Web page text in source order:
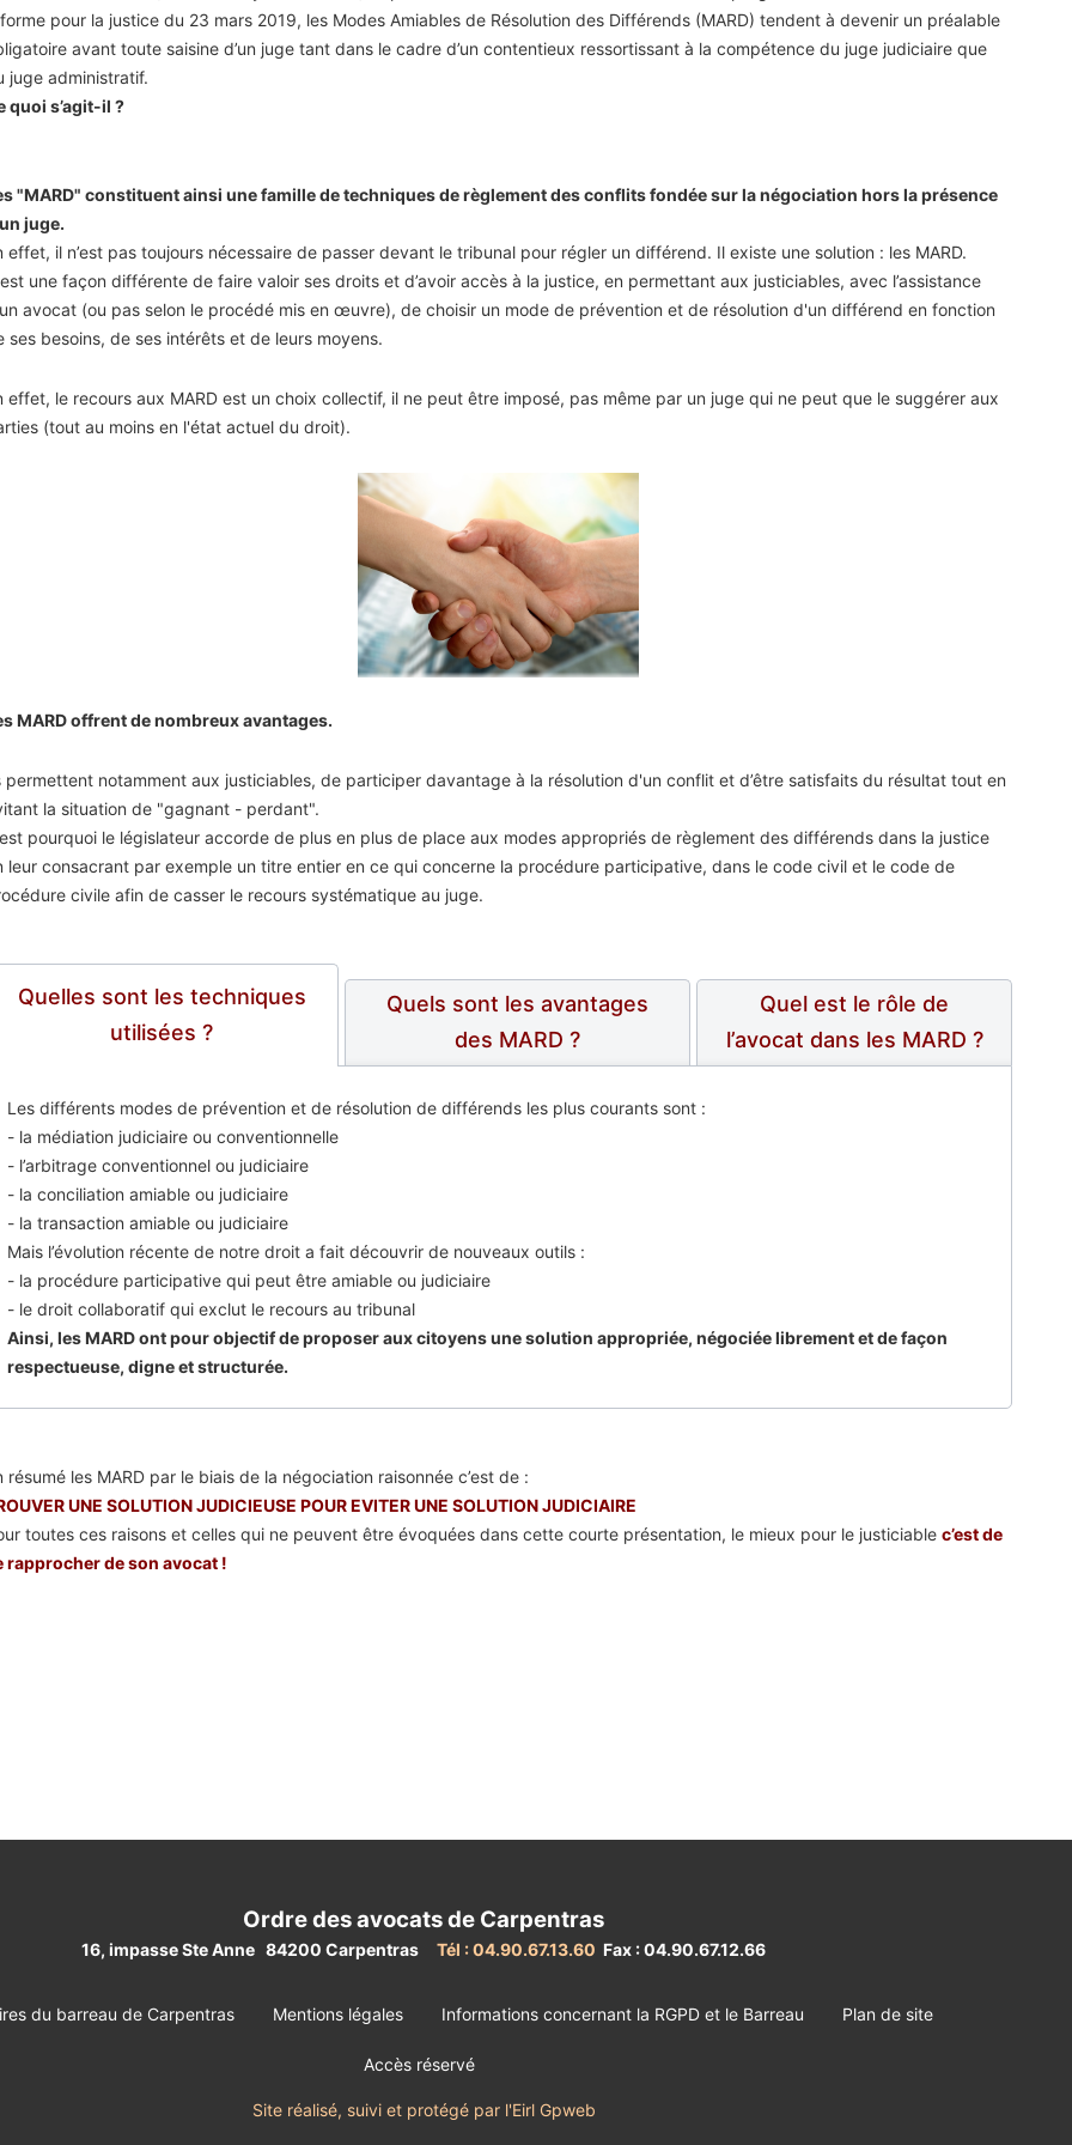
pour la justice du 23 mars 2019, les Modes Amiables de Résolution des Différends (MARD) tendent à devenir un préalable
avant toute saisine d’un juge tant dans le cadre d’un contentieux ressortissant à la compétence du juge judiciaire que
juge administratif.
quoi s’agit-il ?
"MARD" constituent ainsi une famille de techniques de règlement des conflits fondée sur la négociation hors la présence
juge.
effet, il n’est pas toujours nécessaire de passer devant le tribunal pour régler un différend. Il existe une solution : les MARD.
une façon différente de faire valoir ses droits et d’avoir accès à la justice, en permettant aux justiciables, avec l’assistance
avocat (ou pas selon le procédé mis en œuvre), de choisir un mode de prévention et de résolution d'un différend en fonction
ses besoins, de ses intérêts et de leurs moyens.
effet, le recours aux MARD est un choix collectif, il ne peut être imposé, pas même par un juge qui ne peut que le suggérer aux
(tout au moins en l'état actuel du droit).
MARD offrent de nombreux avantages.
permettent notamment aux justiciables, de participer davantage à la résolution d'un conflit et d’être satisfaits du résultat tout en
la situation de "gagnant - perdant".
pourquoi le législateur accorde de plus en plus de place aux modes appropriés de règlement des différends dans la justice
leur consacrant par exemple un titre entier en ce qui concerne la procédure participative, dans le code civil et le code de
civile afin de casser le recours systématique au juge.
Quelles sont les techniques
utilisées ?
Quels sont les avantages
des MARD ?
Quel est le rôle de
l’avocat dans les MARD ?
Les différents modes de prévention et de résolution de différends les plus courants sont :
- la médiation judiciaire ou conventionnelle
- l’arbitrage conventionnel ou judiciaire
- la conciliation amiable ou judiciaire
- la transaction amiable ou judiciaire
Mais l’évolution récente de notre droit a fait découvrir de nouveaux outils :
- la procédure participative qui peut être amiable ou judiciaire
- le droit collaboratif qui exclut le recours au tribunal
Ainsi, les MARD ont pour objectif de proposer aux citoyens une solution appropriée, négociée librement et de façon
respectueuse, digne et structurée.
résumé les MARD par le biais de la négociation raisonnée c’est de :
UNE SOLUTION JUDICIEUSE POUR EVITER UNE SOLUTION JUDICIAIRE
toutes ces raisons et celles qui ne peuvent être évoquées dans cette courte présentation, le mieux pour le justiciablec’est de
rapprocher de son avocat !
Ordre des avocats de Carpentras
16, impasse Ste Anne 84200 Carpentras Tél : 04.90.67.13.60 Fax : 04.90.67.12.66
du barreau de Carpentras Mentions légales Informations concernant la RGPD et le Barreau Plan de site
Accès réservé
Site réalisé, suivi et protégé par l'Eirl Gpweb